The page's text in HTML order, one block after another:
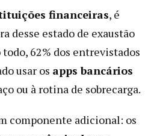
financeiras, é
desse estado de exaustão
todo, 62% dos entrevistados
usar os apps bancários
ou à rotina de sobrecarga.
componente adicional: os